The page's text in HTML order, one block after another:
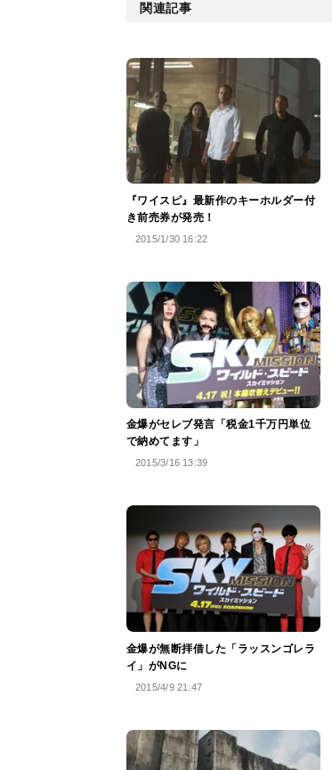
関連記事
『ワイスピ』最新作のキーホルダー付
き前売券が発売！
2015/1/30 16:22
金爆がセレブ発言「税金1千万円単位
で納めてます」
2015/3/16 13:39
金爆が無断拝借した「ラッスンゴレラ
イ」がNGに
2015/4/9 21:47